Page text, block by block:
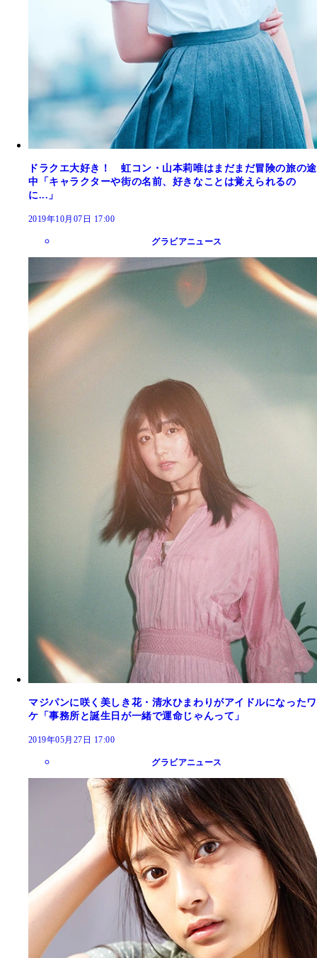
ドラクエ大好き！ 虹コン・山本莉唯はまだまだ冒険の旅の途
中「キャラクターや街の名前、好きなことは覚えられるの
に...」
2019年10月07日 17:00
グラビアニュース
マジパンに咲く美しき花・清水ひまわりがアイドルになったワ
ケ「事務所と誕生日が一緒で運命じゃんって」
2019年05月27日 17:00
グラビアニュース